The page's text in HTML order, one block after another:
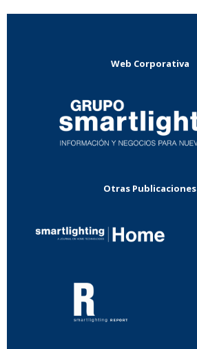
Web Corporativa
Otras Publicaciones